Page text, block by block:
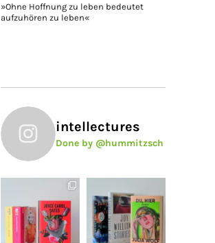
»Ohne Hoffnung zu leben bedeutet
aufzuhören zu leben«
intellectures
Done by @hummitzsch